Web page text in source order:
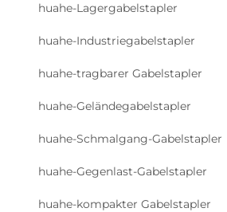
huahe-Lagergabelstapler
huahe-Industriegabelstapler
huahe-tragbarer Gabelstapler
huahe-Geländegabelstapler
huahe-Schmalgang-Gabelstapler
huahe-Gegenlast-Gabelstapler
huahe-kompakter Gabelstapler